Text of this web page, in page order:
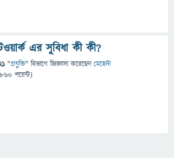
এর সুবিধা কী কী?
"প্রযুক্তি" বিভাগে জিজ্ঞাসাকরেছেনমেহেদী
পয়েন্ট)